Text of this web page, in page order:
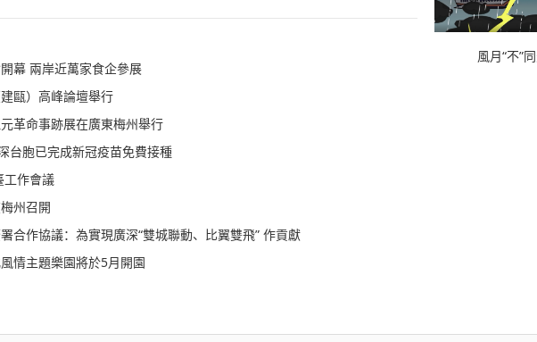
幕 兩岸近萬家食企參展
甌）高峰論壇舉行
革命事跡展在廣東梅州舉行
台胞已完成新冠疫苗免費接種
工作會議
州召開
合作協議：為實現廣深“雙城聯動、比翼雙飛” 作貢獻
情主題樂園將於5月開園
風月“不”